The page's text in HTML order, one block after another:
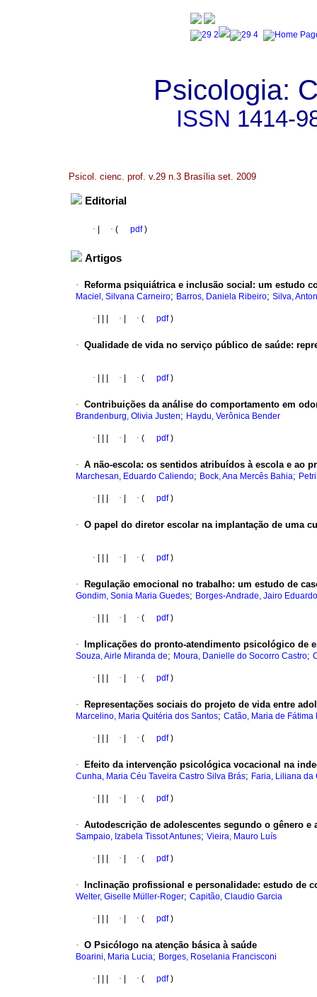
Psicologia:
ISSN 1414-
Psicol. cienc. prof. v.29 n.3 Brasília set. 2009
Editorial
· · ( pdf)
Artigos
· Reforma psiquiátrica e inclusão social : um estudo
Maciel, Silvana Carneiro; Barros, Daniela Ribeiro; Silva,
· · · ( pdf)
· Qualidade de vida no serviço público de saúde:
· · · ( pdf)
· Contribuições da análise do comportamento em
Brandenburg, Olivia Justen; Haydu, Verônica Bender
· · · ( pdf)
· A não-escola: os sentidos atribuídos à escola e ao
Marchesan, Eduardo Caliendo; Bock, Ana Mercês Bahia;
· · · ( pdf)
· O papel do diretor escolar na implantação de uma
· · · ( pdf)
· Regulação emocional no trabalho: um estudo de
Gondim, Sonia Maria Guedes; Borges-Andrade, Jairo Eduardo
· · · ( pdf)
· Implicações do pronto-atendimento psicológico de
Souza, Airle Miranda de; Moura, Danielle do Socorro Castro;
· · · ( pdf)
· Representações sociais do projeto de vida entre
Marcelino, Maria Quitéria dos Santos; Catão, Maria de Fátima
· · · ( pdf)
· Efeito da intervenção psicológica vocacional na
Cunha, Maria Céu Taveira Castro Silva Brás; Faria, Liliana da
· · · ( pdf)
· Autodescrição de adolescentes segundo o gênero e
Sampaio, Izabela Tissot Antunes; Vieira, Mauro Luís
· · · ( pdf)
· Inclinação profissional e personalidade: estudo de
Welter, Giselle Müller-Roger; Capitão, Claudio Garcia
· · · ( pdf)
· O Psicólogo na atenção básica à saúde
Boarini, Maria Lucia; Borges, Roselania Francisconi
· · · ( pdf)